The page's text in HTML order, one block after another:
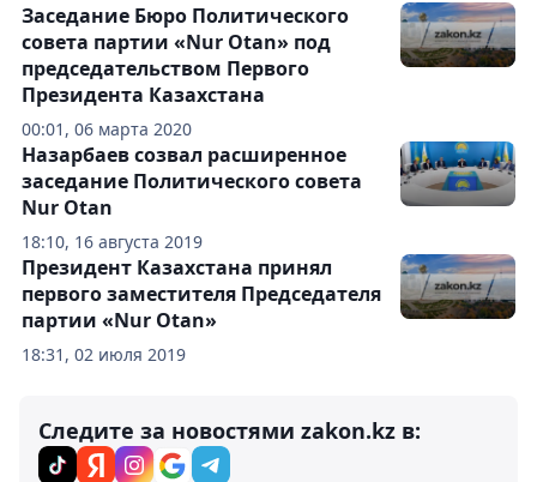
00:01, 06 марта 2020
Заседание Бюро Политического
совета партии «Nur Otan» под
председательством Первого
Президента Казахстана
18:10, 16 августа 2019
Назарбаев созвал расширенное
заседание Политического совета
Nur Otan
18:31, 02 июля 2019
Президент Казахстана принял
первого заместителя Председателя
партии «Nur Otan»
Следите за новостями zakon.kz в: